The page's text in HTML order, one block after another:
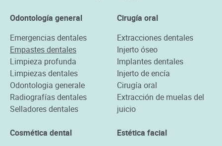
Odontología general
Emergencias dentales
Empastes dentales
Limpieza profunda
Limpiezas dentales
Odontologia generale
Radiografías dentales
Selladores dentales
Cirugía oral
Extracciones dentales
Injerto óseo
Implantes dentales
Injerto de encía
Cirugía oral
Extracción de muelas del
juicio
Cosmética dental
Estética facial